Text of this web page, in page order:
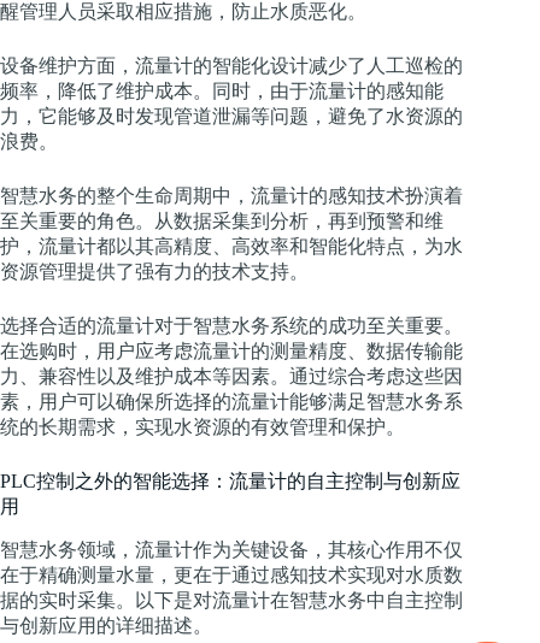
醒管理人员采取相应措施，防止水质恶化。
设备维护方面，流量计的智能化设计减少了人工巡检的
频率，降低了维护成本。同时，由于流量计的感知能
力，它能够及时发现管道泄漏等问题，避免了水资源的
浪费。
智慧水务的整个生命周期中，流量计的感知技术扮演着
至关重要的角色。从数据采集到分析，再到预警和维
护，流量计都以其高精度、高效率和智能化特点，为水
资源管理提供了强有力的技术支持。
选择合适的流量计对于智慧水务系统的成功至关重要。
在选购时，用户应考虑流量计的测量精度、数据传输能
力、兼容性以及维护成本等因素。通过综合考虑这些因
素，用户可以确保所选择的流量计能够满足智慧水务系
统的长期需求，实现水资源的有效管理和保护。
PLC控制之外的智能选择：流量计的自主控制与创新应
用
智慧水务领域，流量计作为关键设备，其核心作用不仅
在于精确测量水量，更在于通过感知技术实现对水质数
据的实时采集。以下是对流量计在智慧水务中自主控制
与创新应用的详细描述。